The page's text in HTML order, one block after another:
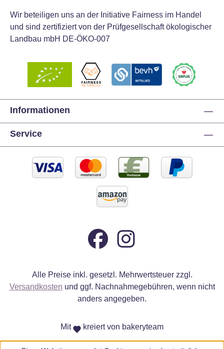
Wir beteiligen uns an der Initiative Fairness im Handel
und sind zertifiziert von der Prüfgesellschaft ökologischer
Landbau mbH DE-ÖKO-007
Informationen
Service
Alle Preise inkl. gesetzl. Mehrwertsteuer zzgl.
Versandkosten und ggf. Nachnahmegebühren, wenn nicht
anders angegeben.
Mit kreiert von bakeryteam